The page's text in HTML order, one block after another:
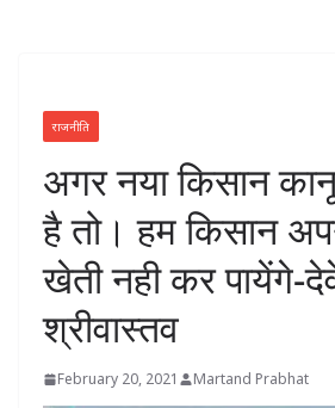
राजनीति
अगर नया किसान
है तो। हम किसान
खेती नही कर पायेंगे-
श्रीवास्तव
February 20, 2021 Martand Prabhat